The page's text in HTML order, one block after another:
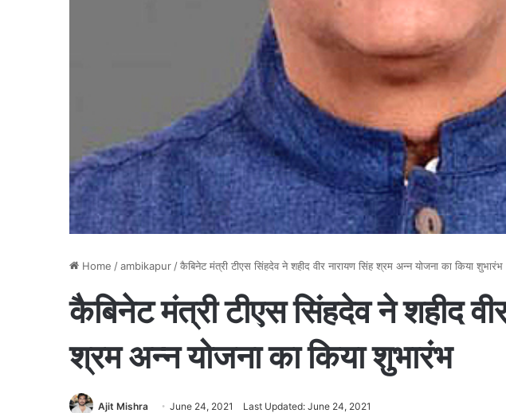
Home /ambikapur /कैबिनेट मंत्री टीएस सिंहदेव ने शहीद वीर नारायण सिंह श्रम अन्न योजना का किया शुभारंभ
कैबिनेट मंत्री टीएस सिंहदेव ने शहीद
श्रम अन्न योजना का किया शुभारंभ
Ajit Mishra June 24, 2021 Last Updated: June 24, 2021